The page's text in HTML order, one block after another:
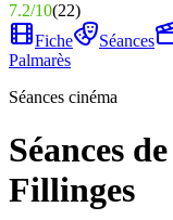
7.2/10(22)
Fiche
Séances
Palmarès
Séances cinéma
Séances
Fillinges